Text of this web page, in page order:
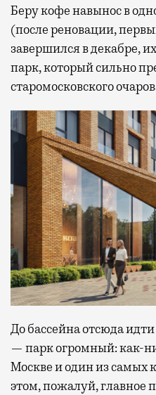
Беру кофе навынос в
(после реновации,
завершился в декабре,
парк, который сильно
старомосковского
До бассейна отсюда
— парк огромный: как-
Москве и один из самых
этом, пожалуй, главное